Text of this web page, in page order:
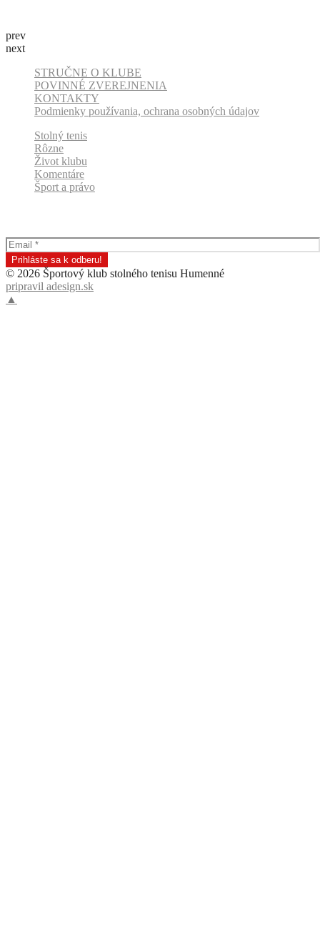
prev
next
STRUČNE O KLUBE
POVINNÉ ZVEREJNENIA
KONTAKTY
Podmienky používania, ochrana osobných údajov
Stolný tenis
Rôzne
Život klubu
Komentáre
Šport a právo
© 2026 Športový klub stolného tenisu Humenné
pripravil adesign.sk
▲